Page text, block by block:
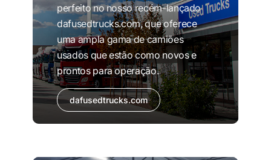
perfeito no nosso recém-lançado
dafusedtrucks.com, que oferece
uma ampla gama de camiões
usados que estão como novos e
prontos para operação.
dafusedtrucks.com